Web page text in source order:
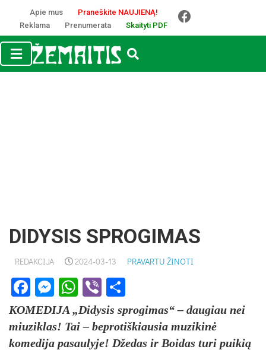
Apie mus
Praneškite NAUJIENĄ!
Reklama
Prenumerata Skaityti PDF
DIDYSIS SPROGIMAS
REDAKCIJA 2024-03-13 PRAVARTU ŽINOTI
Facebook
Messenger
WhatsApp
Viber
KOMEDIJA „Didysis sprogimas“ – daugiau nei
miuziklas! Tai – beprotiškiausia muzikinė
komedija pasaulyje! Džedas ir Boidas turi puikią